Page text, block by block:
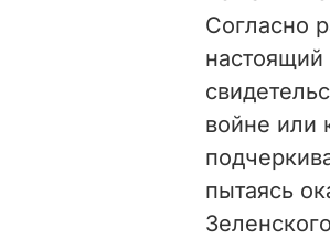
Согласно
войне или
пытаясь